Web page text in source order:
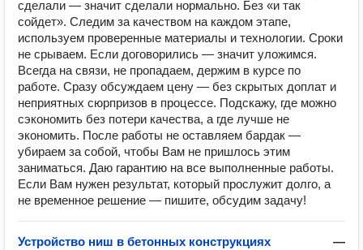
сделали — значит сделали нормально. Без «и так
сойдет». Следим за качеством на каждом этапе,
используем проверенные материалы и технологии. Сроки
не срываем. Если договорились — значит уложимся.
Всегда на связи, не пропадаем, держим в курсе по
работе. Сразу обсуждаем цену — без скрытых доплат и
неприятных сюрпризов в процессе. Подскажу, где можно
сэкономить без потери качества, а где лучше не
экономить. После работы не оставляем бардак —
убираем за собой, чтобы Вам не пришлось этим
заниматься. Даю гарантию на все выполненные работы.
Если Вам нужен результат, который прослужит долго, а
не временное решение — пишите, обсудим задачу!
Устройство ниш в бетонных конструкциях —